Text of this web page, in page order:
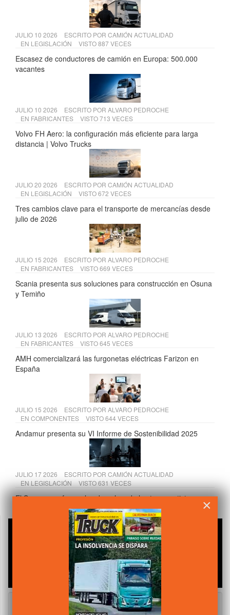
JULIO 10 2026 ESCRITO POR CAMIÓN ACTUALIDAD
EN LEGISLACIÓN VISTO 887 VECES
Escasez de conductores de camión en Europa: 500.000
vacantes
JULIO 10 2026 ESCRITO POR ALVARO PEDROCHE
EN FABRICANTES VISTO 713 VECES
Volvo FH Aero: la configuración más eficiente para larga
distancia | Volvo Trucks
JULIO 20 2026 ESCRITO POR CAMIÓN ACTUALIDAD
EN LEGISLACIÓN VISTO 672 VECES
Tres cambios clave para el transporte de mercancías desde
julio de 2026
JULIO 15 2026 ESCRITO POR ALVARO PEDROCHE
EN FABRICANTES VISTO 669 VECES
Scania presenta sus soluciones para construcción en Osuna
y Temiño
JULIO 13 2026 ESCRITO POR ALVARO PEDROCHE
EN FABRICANTES VISTO 645 VECES
AMH comercializará las furgonetas eléctricas Farizon en
España
JULIO 15 2026 ESCRITO POR ALVARO PEDROCHE
EN COMPONENTES VISTO 644 VECES
Andamur presenta su VI Informe de Sostenibilidad 2025
JULIO 17 2026 ESCRITO POR CAMIÓN ACTUALIDAD
ENLEGISLACIÓN VISTO 631 VECES
El Supremo refuerza los derechos de los transportistas
frente a los seguros por robo de mercancías
×